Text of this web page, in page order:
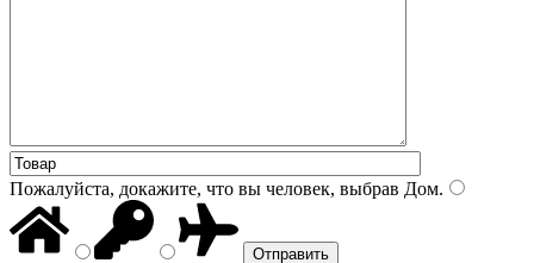
Пожалуйста, докажите, что вы человек, выбрав Дом.